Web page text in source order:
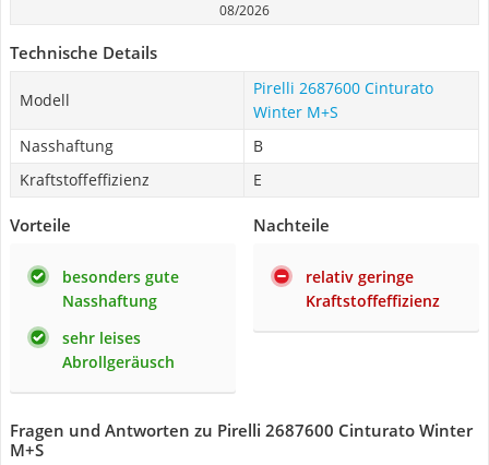
08/2026
Technische Details
Modell
Pirelli 2687600 Cinturato
Winter M+S
Nasshaftung
B
Kraftstoffeffizienz
E
Vorteile
besonders gute
Nasshaftung
sehr leises
Abrollgeräusch
Nachteile
relativ geringe
Kraftstoffeffizienz
Fragen und Antworten zu Pirelli 2687600 Cinturato Winter
M+S